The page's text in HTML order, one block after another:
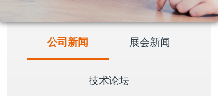
公司新闻 展会新闻
技术论坛